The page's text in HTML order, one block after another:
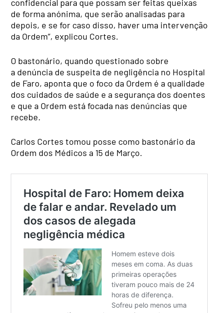
confidencial para que possam ser feitas queixas
de forma anónima, que serão analisadas para
depois, e se for caso disso, haver uma intervenção
da Ordem”, explicou Cortes.
O bastonário, quando questionado sobre
a denúncia de suspeita de negligência no Hospital
de Faro, aponta que o foco da Ordem é a qualidade
dos cuidados de saúde e a segurança dos doentes
e que a Ordem está focada nas denúncias que
recebe.
Carlos Cortes tomou posse como bastonário da
Ordem dos Médicos a 15 de Março.